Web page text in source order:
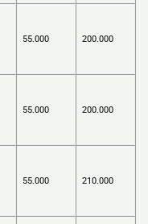
55.000 200.000
55.000 200.000
55.000 210.000